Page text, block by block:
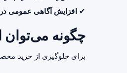
✔ افزایش آگاهی عمومی
چگونه می‌توان
برای جلوگیری از خرید